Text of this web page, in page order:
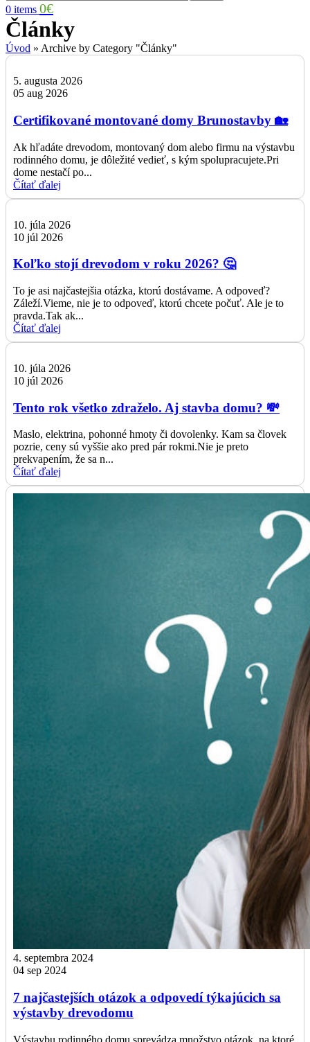
0 items 0€
Články
Úvod » Archive by Category "Články"
5. augusta 2026
05 aug 2026
Certifikované montované domy Brunostavby 🏡
Ak hľadáte drevodom, montovaný dom alebo firmu na výstavbu
rodinného domu, je dôležité vedieť, s kým spolupracujete.Pri
dome nestačí po...
Čítať ďalej
10. júla 2026
10 júl 2026
Koľko stojí drevodom v roku 2026? 🤔
To je asi najčastejšia otázka, ktorú dostávame. A odpoveď?
Záleží.Vieme, nie je to odpoveď, ktorú chcete počuť. Ale je to
pravda.Tak ak...
Čítať ďalej
10. júla 2026
10 júl 2026
Tento rok všetko zdraželo. Aj stavba domu? 💸
Maslo, elektrina, pohonné hmoty či dovolenky. Kam sa človek
pozrie, ceny sú vyššie ako pred pár rokmi.Nie je preto
prekvapením, že sa n...
Čítať ďalej
4. septembra 2024
04 sep 2024
7 najčastejších otázok a odpovedí týkajúcich sa
výstavby drevodomu
Výstavbu rodinného domu sprevádza množstvo otázok, na ktoré